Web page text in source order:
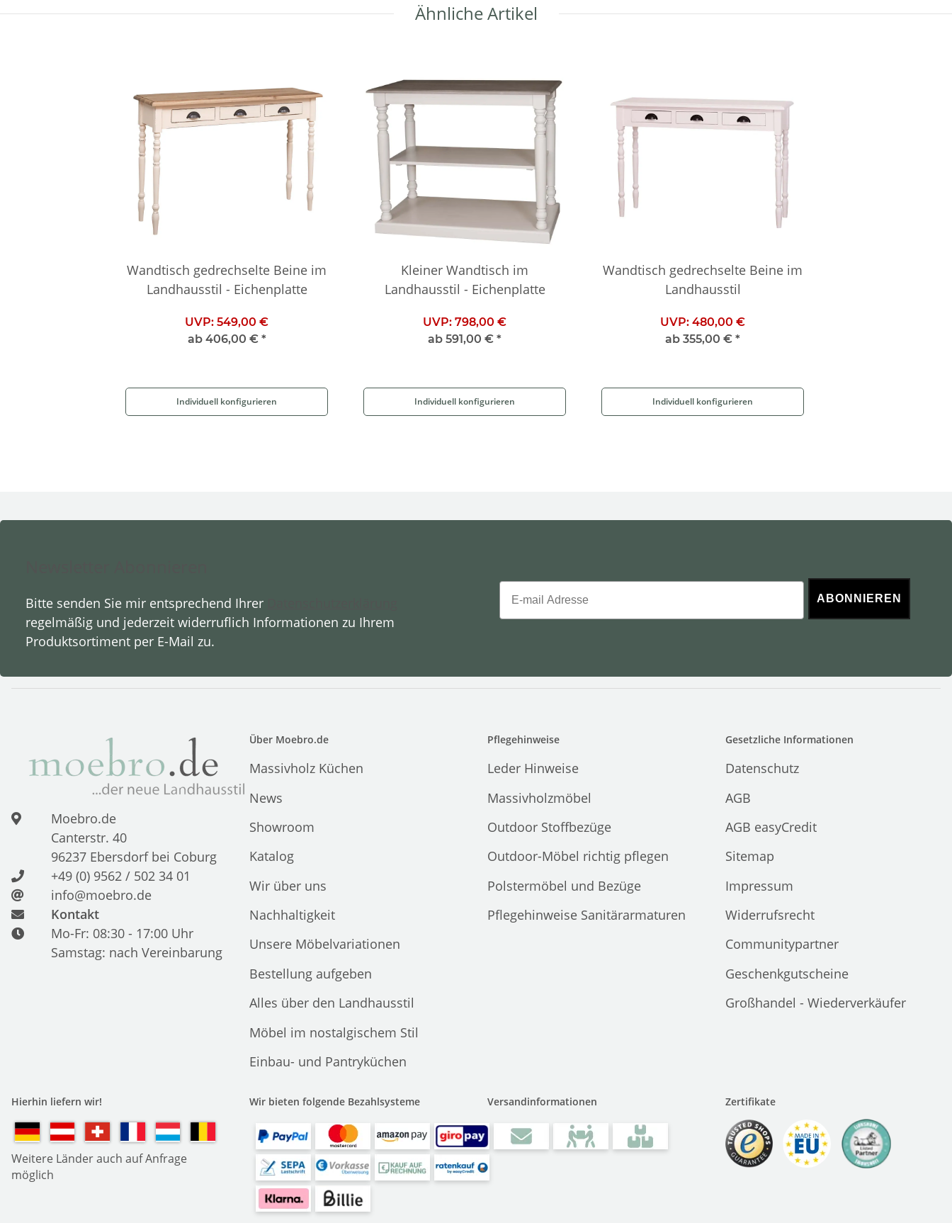
Ähnliche Artikel
Wandtisch gedrechselte Beine im
Landhausstil - Eichenplatte
UVP: 549,00 €
ab 406,00 € *
Individuell konfigurieren
Kleiner Wandtisch im
Landhausstil - Eichenplatte
UVP: 798,00 €
ab 591,00 € *
Individuell konfigurieren
Wandtisch gedrechselte Beine im
Landhausstil
UVP: 480,00 €
ab 355,00 € *
Individuell konfigurieren
Bitte senden Sie mir entsprechend Ihrer
regelmäßig und jederzeit widerruflich Informationen zu Ihrem
Produktsortiment per E-Mail zu.
Email
ABONNIEREN
Moebro.de
Canterstr. 40
96237 Ebersdorf bei Coburg
+49 (0) 9562 / 502 34 01
info@moebro.de
Kontakt
Mo-Fr: 08:30 - 17:00 Uhr
Samstag: nach Vereinbarung
Über Moebro.de
Massivholz Küchen
News
Showroom
Katalog
Wir über uns
Nachhaltigkeit
Unsere Möbelvariationen
Bestellung aufgeben
Alles über den Landhausstil
Möbel im nostalgischem Stil
Einbau- und Pantryküchen
Pflegehinweise
Leder Hinweise
Massivholzmöbel
Outdoor Stoffbezüge
Outdoor-Möbel richtig pflegen
Polstermöbel und Bezüge
Pflegehinweise Sanitärarmaturen
Gesetzliche Informationen
Datenschutz
AGB
AGB easyCredit
Sitemap
Impressum
Widerrufsrecht
Communitypartner
Geschenkgutscheine
Großhandel - Wiederverkäufer
Hierhin liefern wir!
Weitere Länder auch auf Anfrage
möglich
Wir bieten folgende Bezahlsysteme Versandinformationen Zertifikate